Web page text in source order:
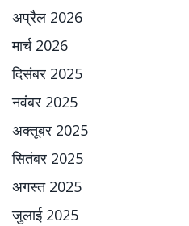
अप्रैल 2026
मार्च 2026
दिसंबर 2025
नवंबर 2025
अक्तूबर 2025
सितंबर 2025
अगस्त 2025
जुलाई 2025